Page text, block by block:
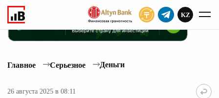
KZ
Главное Серьезное Деньги
26 августа 2025 в 08:11